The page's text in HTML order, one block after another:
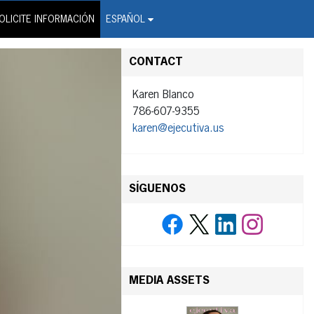
INFORMACIÓN ESPAÑOL
Wire Service
CONTACT
Karen Blanco
786-607-9355
karen@ejecutiva.us
SÍGUENOS
MEDIA ASSETS